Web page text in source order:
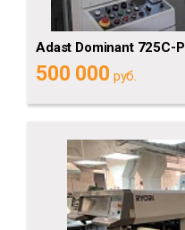
Adast Dominant 725C-P
500 000 руб.